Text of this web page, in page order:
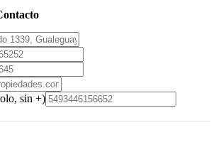
sin +)